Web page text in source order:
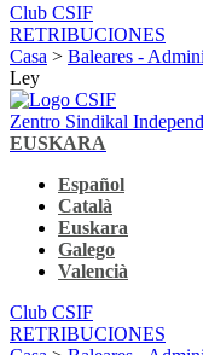
Club CSIF
RETRIBUCIONES
Casa > Baleares -
Ley
Zentro Sindikal
EUSKARA
Español
Català
Euskara
Galego
Valencià
Club CSIF
RETRIBUCIONES